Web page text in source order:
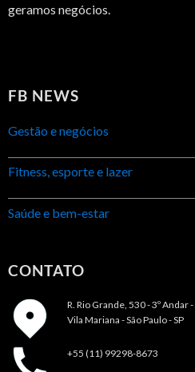
geramos negócios.
FB NEWS
Gestão e negócios
Fitness, esporte e lazer
Saúde e bem-estar
CONTATO
R. Rio Grande, 530 - 3º Andar -
Vila Mariana - São Paulo - SP
+55 (11) 99298-8673